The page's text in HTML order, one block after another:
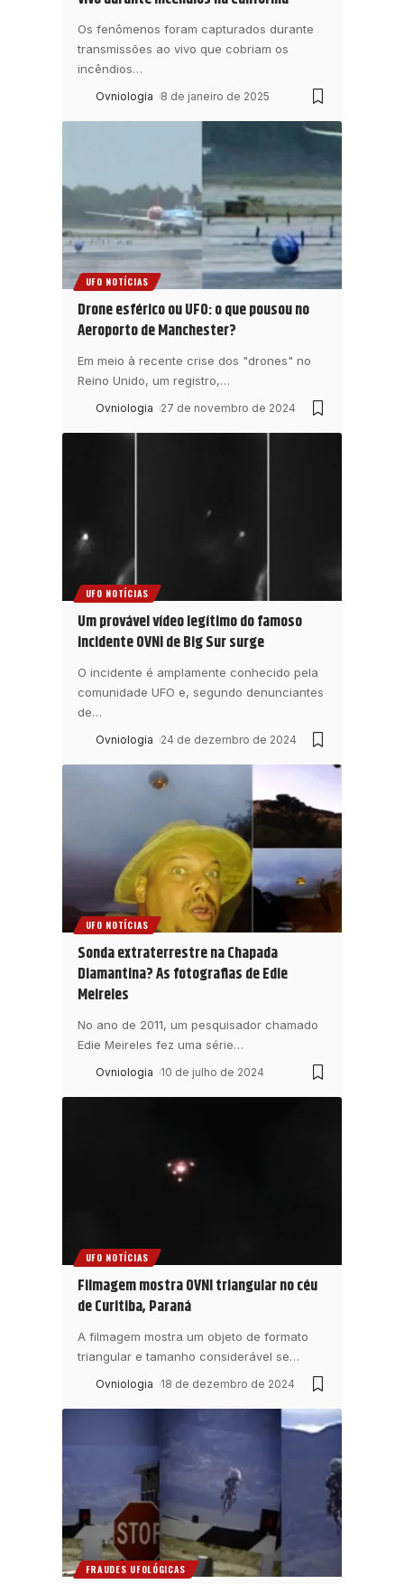
Os fenômenos foram capturados durante
transmissões ao vivo que cobriam os
incêndios…
Ovniologia 8 de janeiro de 2025
UFO NOTÍCIAS
Drone esférico ou UFO: o que pousou no
Aeroporto de Manchester?
Em meio à recente crise dos "drones" no
Reino Unido, um registro,…
Ovniologia 27 de novembro de 2024
UFO NOTÍCIAS
Um provável vídeo legítimo do famoso
incidente OVNI de Big Sur surge
O incidente é amplamente conhecido pela
comunidade UFO e, segundo denunciantes
de…
Ovniologia 24 de dezembro de 2024
UFO NOTÍCIAS
Sonda extraterrestre na Chapada
Diamantina? As fotografias de Edie
Meireles
No ano de 2011, um pesquisador chamado
Edie Meireles fez uma série…
Ovniologia 10 de julho de 2024
UFO NOTÍCIAS
Filmagem mostra OVNI triangular no céu
de Curitiba, Paraná
A filmagem mostra um objeto de formato
triangular e tamanho considerável se…
Ovniologia 18 de dezembro de 2024
FRAUDES UFOLÓGICAS